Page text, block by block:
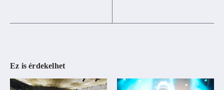
Ez is érdekelhet